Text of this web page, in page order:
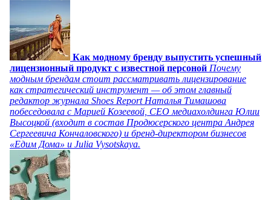
Как модному бренду выпустить успешный
лицензионный продукт с известной персоной Почему
модным брендам стоит рассматривать лицензирование
как стратегический инструмент — об этом главный
редактор журнала Shoes Report Наталья Тимашова
побеседовала с Марией Козеевой, СЕО медиахолдинга Юлии
Высоцкой (входит в состав Продюсерского центра Андрея
Сергеевича Кончаловского) и бренд-директором бизнесов
«Едим Дома» и Julia Vysotskaya.